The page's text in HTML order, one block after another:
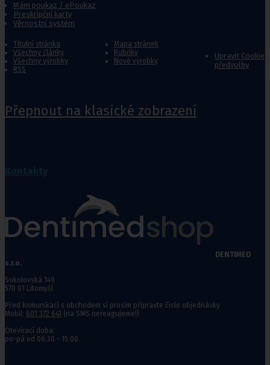
Mám poukaz / ePoukaz
Preskripční karty
Věrnostní systém
Titulní stránka
Mapa stránek
Všechny články
Rubriky
Všechny výrobky
Nové výrobky
RSS
Upravit Cookie
předvolby
Přepnout na klasické zobrazení
DENTIMED
s.r.o.
Sokolovská 149
570 01 Litomyšl
Před komunikací s obchodem si prosím připravte číslo objednávky
Mobil: 601 372 641 (na SMS nereagujeme!)
Otevírací doba:
po-pá od 06:30 - 15:00